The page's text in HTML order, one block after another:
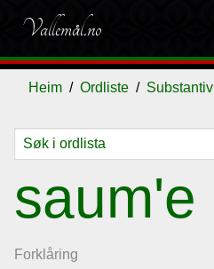
Vallemål.no
Heim Ordliste Substantiv
saum'e
Forklåring
Ordliste
Om
vallemålet